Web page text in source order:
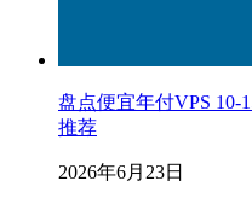
盘点便宜年付VPS 10-
推荐
2026年6月23日